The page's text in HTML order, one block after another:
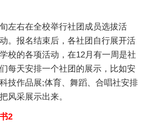
右在全校举行社团成员选拔活
。报名结束后，各社团自行展开活
校的各项活动，在12月有一周是社
每天安排一个社团的展示，比如安
技作品展;体育、舞蹈、合唱社安排
风采展示出来。
2